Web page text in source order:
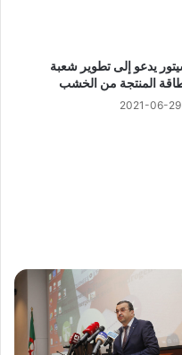
يدعو إلى تطوير شعبة
المنتجة من الخشب
2021-06-29